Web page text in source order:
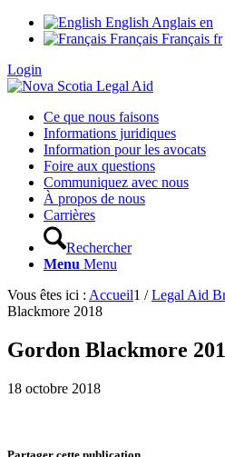
English Anglais en
Français Français fr
Login
Ce que nous faisons
Informations juridiques
Information pour les avocats
Foire aux questions
Communiquez avec nous
À propos de nous
Carrières
Rechercher
Menu Menu
Vous êtes ici : Accueil1 / Legal Aid
Blackmore 2018
Gordon Blackmore
18 octobre 2018